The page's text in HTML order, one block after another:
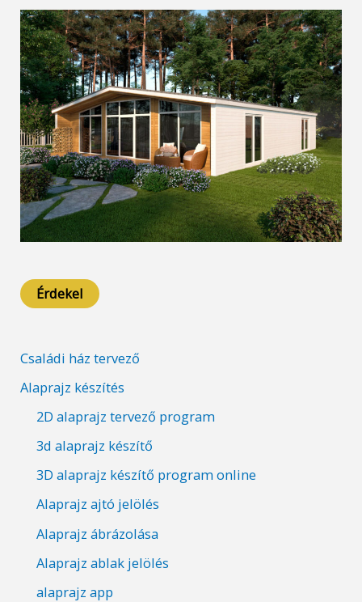
Érdekel
Családi ház tervező
Alaprajz készítés
2D alaprajz tervező program
3d alaprajz készítő
3D alaprajz készítő program online
Alaprajz ajtó jelölés
Alaprajz ábrázolása
Alaprajz ablak jelölés
alaprajz app